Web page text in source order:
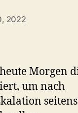
2022
Morgen
um nach
seitens